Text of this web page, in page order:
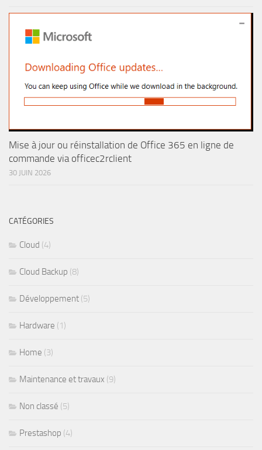
Mise à jour ou réinstallation de Office 365 en ligne de
commande via officec2rclient
30 JUIN 2026
CATÉGORIES
Cloud (4)
Cloud Backup (8)
Développement (5)
Hardware (1)
Home (3)
Maintenance et travaux (9)
Non classé (5)
Prestashop (4)